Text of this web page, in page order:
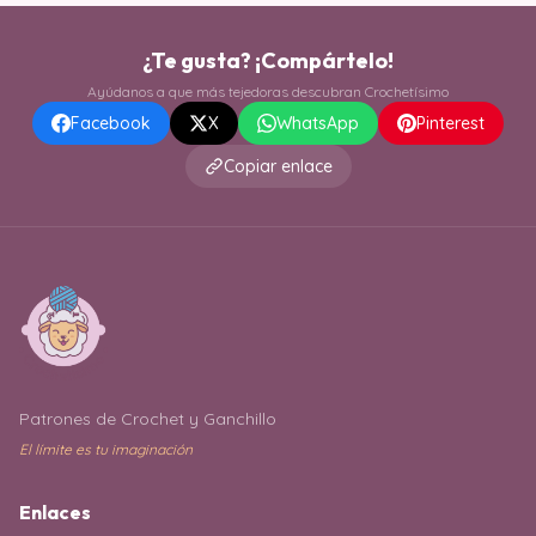
¿Te gusta? ¡Compártelo!
Ayúdanos a que más tejedoras descubran Crochetísimo
Facebook X WhatsApp
Pinterest
Copiar enlace
Patrones de Crochet y Ganchillo
El límite es tu imaginación
Enlaces